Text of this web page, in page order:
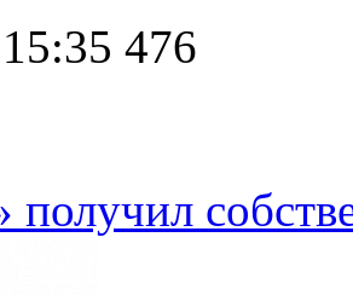
476
получил